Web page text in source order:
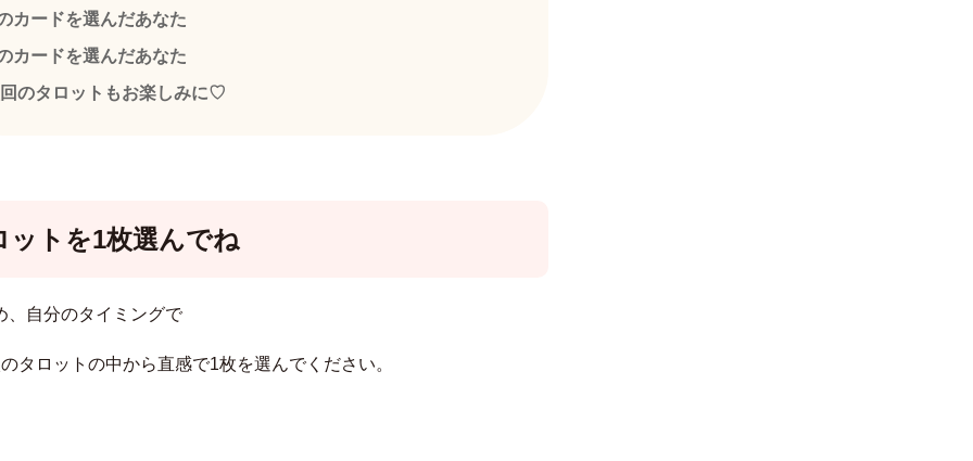
カードを選んだあなた
カードを選んだあなた
のタロットもお楽しみに♡
ットを1枚選んでね
、自分のタイミングで
タロットの中から直感で1枚を選んでください。